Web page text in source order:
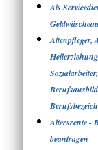
Als
Altenpfleger,
Altersrente -
beantragen